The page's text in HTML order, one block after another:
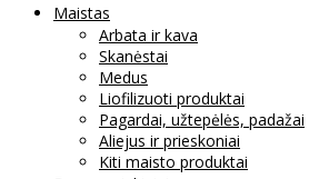
Maistas
Arbata ir kava
Skanėstai
Medus
Liofilizuoti produktai
Pagardai, užtepėlės, padažai
Aliejus ir prieskoniai
Kiti maisto produktai